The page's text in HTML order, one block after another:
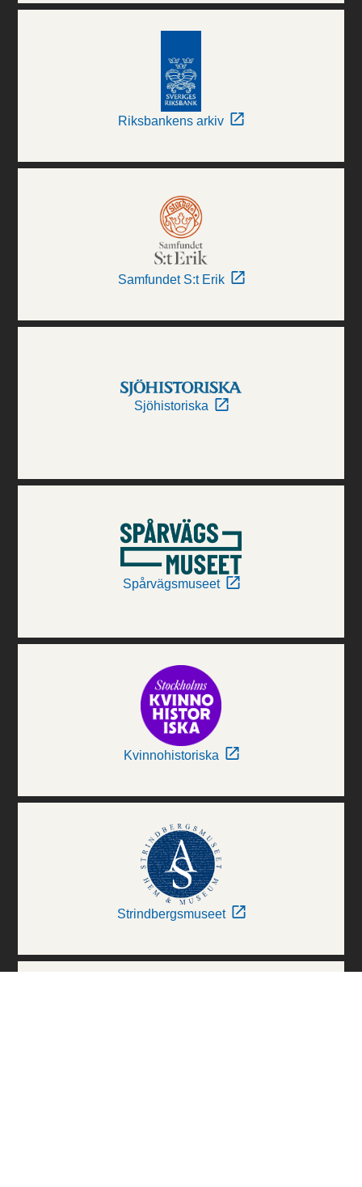
Riksbankens arkiv
Samfundet S:t Erik
Sjöhistoriska
Spårvägsmuseet
Kvinnohistoriska
Strindbergsmuseet